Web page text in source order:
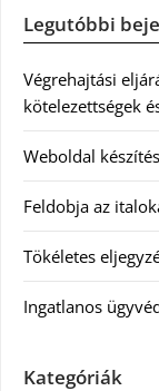
Legutóbbi
Végrehajtási
kötelezettségek
Weboldal
Feldobja az
Tökéletes
Ingatlanos
Kategóriák